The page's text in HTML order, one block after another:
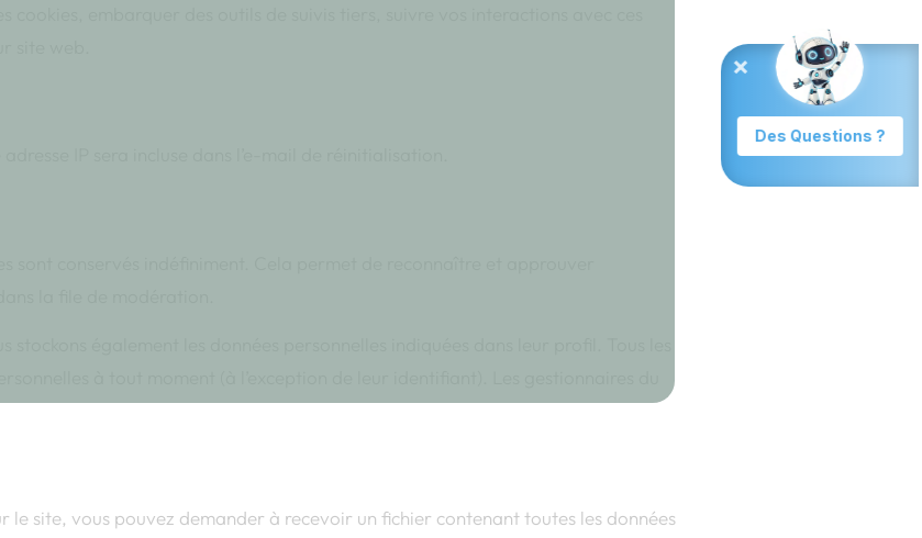
embarquer des outils de suivis tiers, suivre vos interactions avec ces
site web.
IP sera incluse dans l’e-mail de réinitialisation.
sont conservés indéfiniment. Cela permet de reconnaître et approuver
la file de modération.
également les données personnelles indiquées dans leur profil. Tous les
à tout moment (à l’exception de leur identifiant). Les gestionnaires du
le site, vous pouvez demander à recevoir un fichier contenant toutes les données